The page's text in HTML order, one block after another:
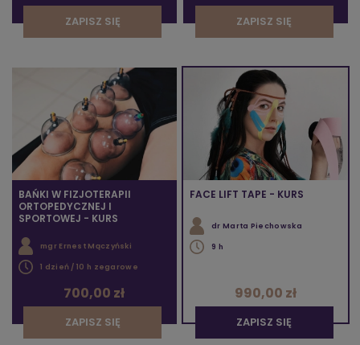
ZAPISZ SIĘ ZAPISZ SIĘ
BAŃKI W FIZJOTERAPII
ORTOPEDYCZNEJ I
SPORTOWEJ - KURS
mgr Ernest Mączyński
1 dzień / 10 h zegarowe
700,00 zł
ZAPISZ SIĘ
FACE LIFT TAPE - KURS
dr Marta Piechowska
9 h
990,00 zł
ZAPISZ SIĘ